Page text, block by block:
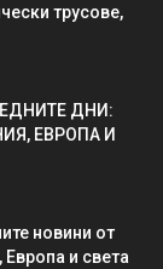
трусове,
ДНИ:
ЕВРОПА И
новини от
и света